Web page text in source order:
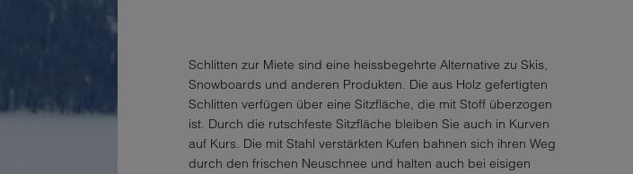
Schlitten zur Miete sind eine heissbegehrte Alternative zu Skis,
Snowboards und anderen Produkten. Die aus Holz gefertigten
Schlitten verfügen über eine Sitzfläche, die mit Stoff überzogen
ist. Durch die rutschfeste Sitzfläche bleiben Sie auch in Kurven
auf Kurs. Die mit Stahl verstärkten Kufen bahnen sich ihren Weg
durch den frischen Neuschnee und halten auch bei eisigen